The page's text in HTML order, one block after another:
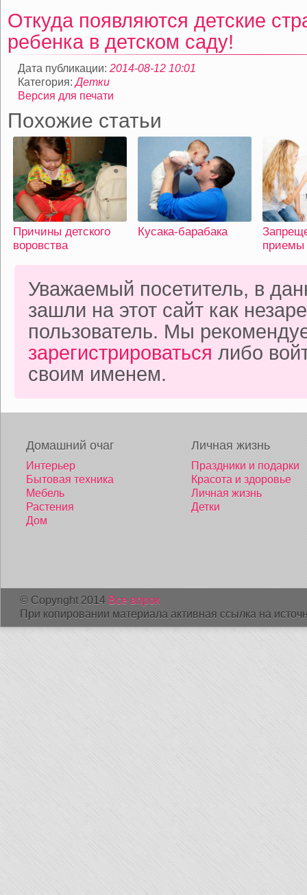
Откуда появляются детские
ребенка в детском саду!
Дата публикации: 2014-08-12 10:01
Категория:Детки
Версия для печати
Похожие статьи
Причины детского
воровства
Кусака-барабака
приемы
Уважаемый посетитель, в
зашли на этот сайт как
пользователь. Мы
зарегистрироваться либо
своим именем.
Домашний очаг
Интерьер
Бытовая техника
Мебель
Растения
Дом
Личная жизнь
Праздники и подарки
Красота и здоровье
Личная жизнь
Детки
© Copyright 2014 Все впрок
При копировании материала активная ссылка на